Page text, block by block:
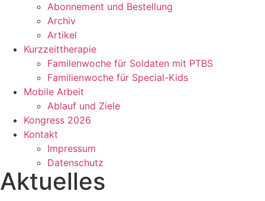
Abonnement und Bestellung
Archiv
Artikel
Kurzzeittherapie
Familenwoche für Soldaten mit PTBS
Familienwoche für Special-Kids
Mobile Arbeit
Ablauf und Ziele
Kongress 2026
Kontakt
Impressum
Datenschutz
Aktuelles